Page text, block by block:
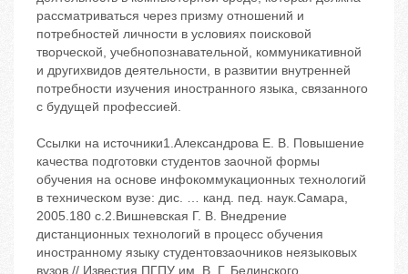
рассматриваться через призму отношений и
потребностей личности в условиях поисковой
творческой, учебнопознавательной, коммуникативной
и другихвидов деятельности, в развитии внутренней
потребности изучения иностранного языка, связанного
с будущей профессией.
Ссылки на источники1.Александрова Е. В. Повышение
качества подготовки студентов заочной формы
обучения на основе инфокоммукационных технологий
в техническом вузе: дис. … канд. пед. наук.‬Самара,
2005.‬180 с.2.Вишневская Г. В. Внедрение
дистанционных технологий в процесс обучения
иностранному языку студентовзаочников неязыковых
вузов // Известия ПГПУ им. В. Г. Белинского.